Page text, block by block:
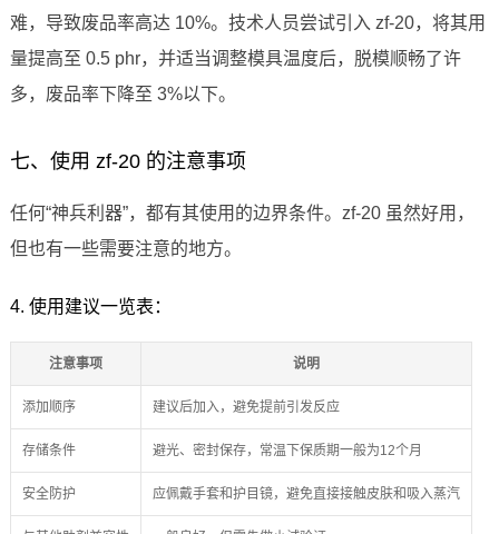
难，导致废品率高达 10%。技术人员尝试引入 zf-20，将其用
量提高至 0.5 phr，并适当调整模具温度后，脱模顺畅了许
多，废品率下降至 3%以下。
七、使用 zf-20 的注意事项
任何“神兵利器”，都有其使用的边界条件。zf-20 虽然好用，
但也有一些需要注意的地方。
4. 使用建议一览表：
注意事项 说明
添加顺序 建议后加入，避免提前引发反应
存储条件 避光、密封保存，常温下保质期一般为12个月
安全防护 应佩戴手套和护目镜，避免直接接触皮肤和吸入蒸汽